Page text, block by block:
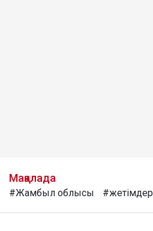
Мақалада
#Жамбыл облысы #жетімдер